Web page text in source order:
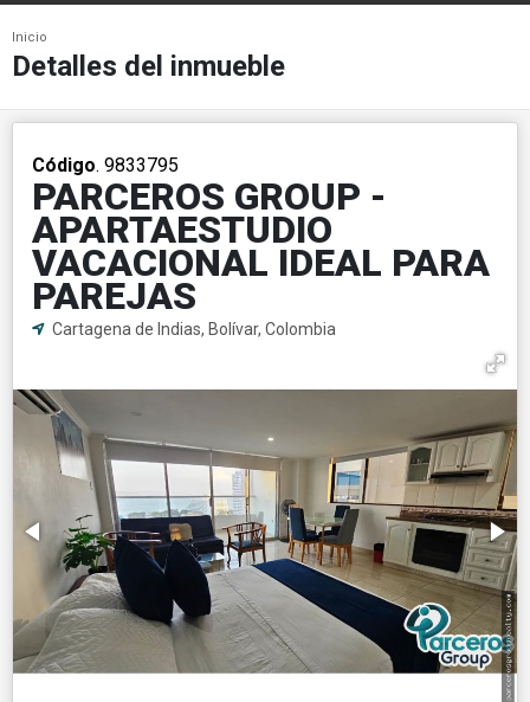
Inicio
Detalles del inmueble
Código. 9833795
PARCEROS GROUP -
APARTAESTUDIO
VACACIONAL IDEAL PARA
PAREJAS
Cartagena de Indias, Bolívar, Colombia